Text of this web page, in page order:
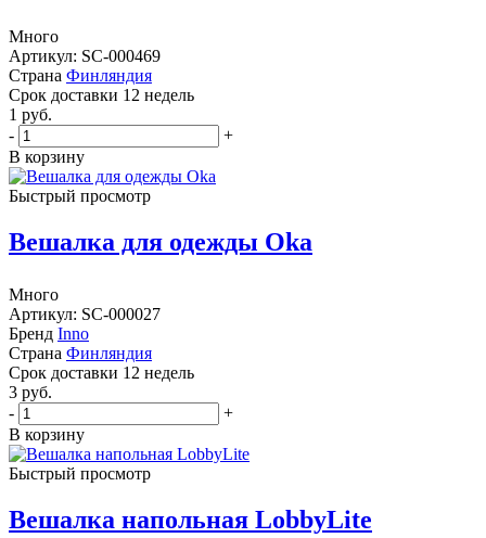
Много
Артикул: SC-000469
Страна Финляндия
Cрок доставки 12 недель
1 руб.
-
+
В корзину
Быстрый просмотр
Вешалка для одежды Oka
Много
Артикул: SC-000027
Бренд Inno
Страна Финляндия
Cрок доставки 12 недель
3 руб.
-
+
В корзину
Быстрый просмотр
Вешалка напольная LobbyLite